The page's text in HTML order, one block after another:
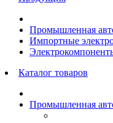
Промышленная
Импортные
Каталог товаров
Промышленная